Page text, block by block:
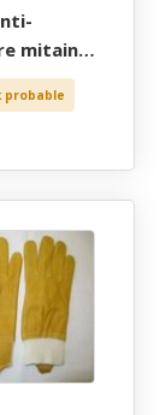
mitaine
13
pu-dex
probable